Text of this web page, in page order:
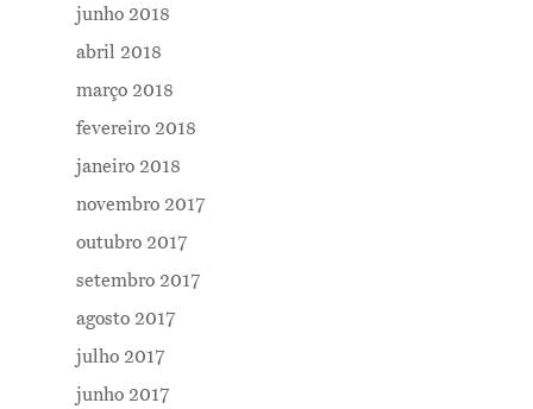
junho 2018
abril 2018
março 2018
fevereiro 2018
janeiro 2018
novembro 2017
outubro 2017
setembro 2017
agosto 2017
julho 2017
junho 2017